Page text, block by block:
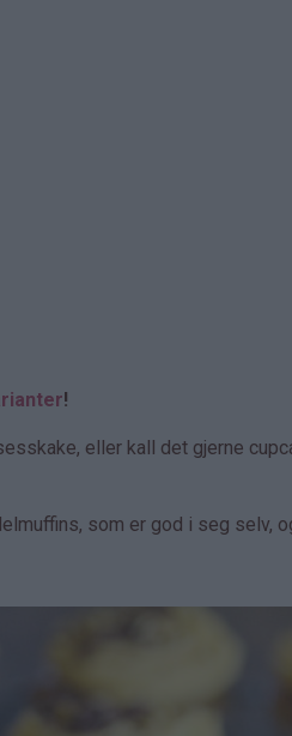
!
eller kall det gjerne
som er god i seg selv,